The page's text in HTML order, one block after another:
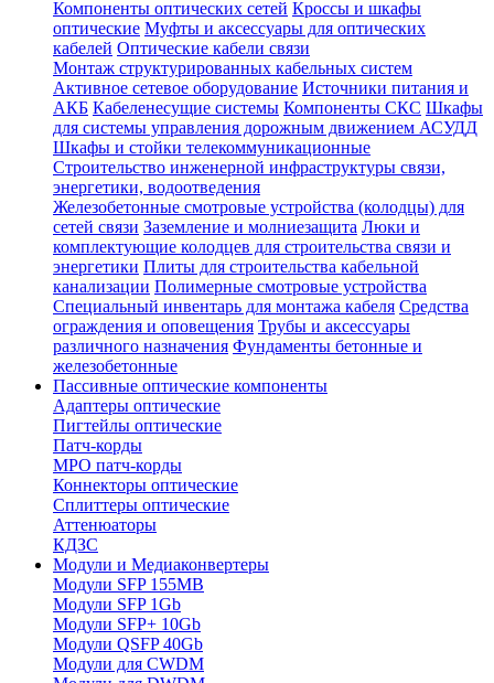
Компоненты оптических сетей Кроссы и шкафы
оптические Муфты и аксессуары для оптических
кабелей Оптические кабели связи
Монтаж структурированных кабельных систем
Активное сетевое оборудование Источники питания и
АКБ Кабеленесущие системы Компоненты СКС Шкафы
для системы управления дорожным движением АСУДД
Шкафы и стойки телекоммуникационные
Строительство инженерной инфраструктуры связи,
энергетики, водоотведения
Железобетонные смотровые устройства (колодцы) для
сетей связи Заземление и молниезащита Люки и
комплектующие колодцев для строительства связи и
энергетики Плиты для строительства кабельной
канализации Полимерные смотровые устройства
Специальный инвентарь для монтажа кабеля Средства
ограждения и оповещения Трубы и аксессуары
различного назначения Фундаменты бетонные и
железобетонные
Пассивные оптические компоненты
Адаптеры оптические
Пигтейлы оптические
Патч-корды
MPO патч-корды
Коннекторы оптические
Сплиттеры оптические
Аттенюаторы
КДЗС
Модули и Медиаконвертеры
Модули SFP 155MB
Модули SFP 1Gb
Модули SFP+ 10Gb
Модули QSFP 40Gb
Модули для CWDM